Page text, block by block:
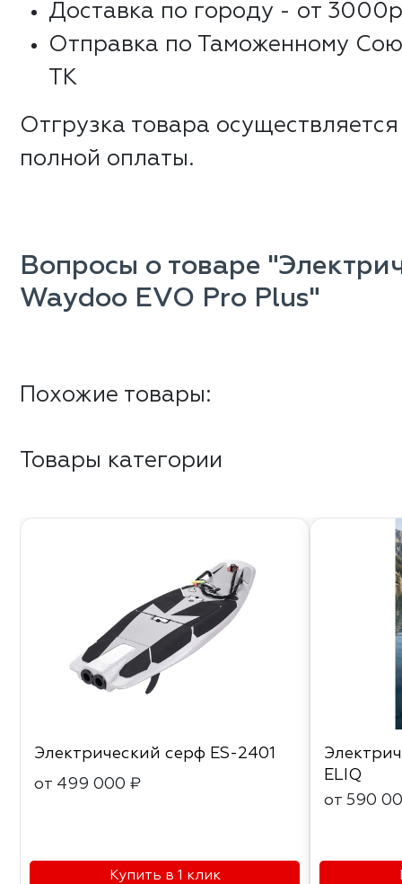
Доставка по городу - от
Отправка по Таможенному
ТК
Отгрузка товара
полной оплаты.
Вопросы о товаре
Waydoo EVO Pro Plus"
Похожие товары:
Товары категории
Электрический серф ES-2401
от 499 000 ₽
Купить в 1 клик
ELIQ
от 590